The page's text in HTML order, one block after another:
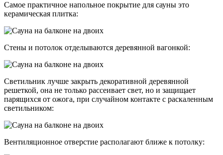
Самое практичное напольное покрытие для сауны это
керамическая плитка:
Стены и потолок отделываются деревянной вагонкой:
Светильник лучше закрыть декоративной деревянной
решеткой, она не только рассеивает свет, но и защищает
парящихся от ожога, при случайном контакте с раскаленным
светильником:
Вентиляционное отверстие располагают ближе к потолку: